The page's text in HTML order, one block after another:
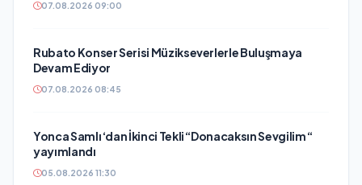
07.08.2026 09:00
Rubato Konser Serisi Müzikseverlerle Buluşmaya
Devam Ediyor
07.08.2026 08:45
Yonca Samlı ‘dan İkinci Tekli “Donacaksın Sevgilim “
yayımlandı
05.08.2026 11:30